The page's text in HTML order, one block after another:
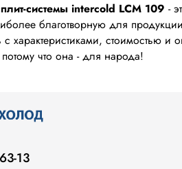
системы intercold LCM 109 -
благотворную для
характеристиками, стоимостью и
что она - для народа!
13